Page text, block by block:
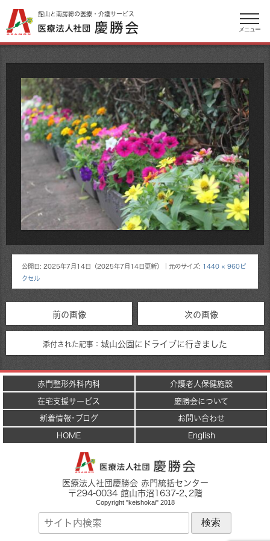
館山と南房総の医療・介護サービス
メニュー
公開日: 2025年7月14日 （2025年7月14日更新） ｜元のサイズ: 1440 × 960ピ
クセル
前の画像 次の画像
添付された記事： 城山公園にドライブに行きました
赤門整形外科内科
介護老人保健施設
在宅支援サービス
慶勝会について
新着情報･ブログ
お問い合わせ
HOME
English
医療法人社団慶勝会 赤門統括センター
〒294-0034 館山市沼1637-2､2階
Copyright "keishokai" 2018
サ
ト